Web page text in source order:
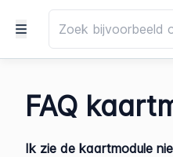
FAQ
Ik zie de kaartmodule